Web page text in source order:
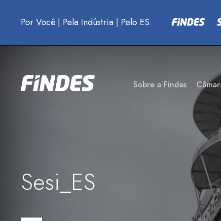
Por Você | Pela Indústria | Pelo ES
Sobre a Findes
Sesi_ES